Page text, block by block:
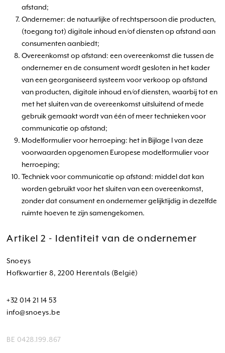
afstand;
Ondernemer: de natuurlijke of rechtspersoon die producten,
(toegang tot) digitale inhoud en/of diensten op afstand aan
consumenten aanbiedt;
Overeenkomst op afstand: een overeenkomst die tussen de
ondernemer en de consument wordt gesloten in het kader
van een georganiseerd systeem voor verkoop op afstand
van producten, digitale inhoud en/of diensten, waarbij tot en
met het sluiten van de overeenkomst uitsluitend of mede
gebruik gemaakt wordt van één of meer technieken voor
communicatie op afstand;
Modelformulier voor herroeping: het in Bijlage I van deze
voorwaarden opgenomen Europese modelformulier voor
herroeping;
Techniek voor communicatie op afstand: middel dat kan
worden gebruikt voor het sluiten van een overeenkomst,
zonder dat consument en ondernemer gelijktijdig in dezelfde
ruimte hoeven te zijn samengekomen.
Artikel 2 - Identiteit van de ondernemer
Snoeys
Hofkwartier 8, 2200 Herentals (België)
+32 014 21 14 53
info@snoeys.be
BE 0428.199.867